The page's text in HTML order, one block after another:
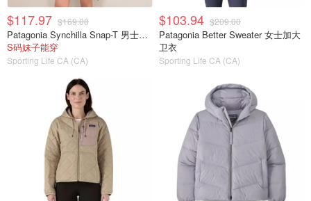
$117.97 $169.00
Patagonia Synchilla Snap-T 男士轻便抓绒套头衫
S码妹子能穿
Sporting Life CA (CA)
$103.94 $209.00
Patagonia Better Sweater 女士加大
卫衣
Sporting Life CA (CA)